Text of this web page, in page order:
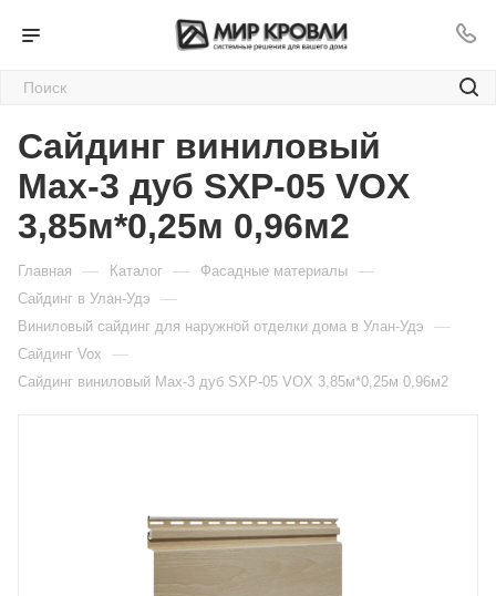
Сайдинг виниловый
Мах-3 дуб SXP-05 VOX
3,85м*0,25м 0,96м2
Главная — Каталог — Фасадные материалы —
Сайдинг в Улан-Удэ —
Виниловый сайдинг для наружной отделки дома в Улан-Удэ —
Cайдинг Vox —
Сайдинг виниловый Мах-3 дуб SXP-05 VOX 3,85м*0,25м 0,96м2